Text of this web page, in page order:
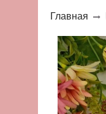
Главная